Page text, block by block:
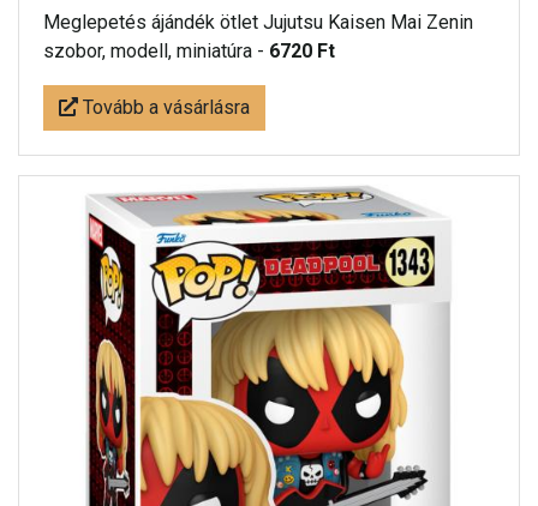
Meglepetés ájándék ötlet Jujutsu Kaisen Mai Zenin
szobor, modell, miniatúra - 6720 Ft
Tovább a vásárlásra